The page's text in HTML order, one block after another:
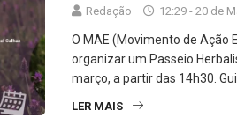
Redação 12:29 - 20 de
O MAE (Movimento de Ação
organizar um Passeio
março, a partir das 14h30.
LER MAIS